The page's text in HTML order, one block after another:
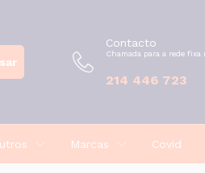
Contacto
Chamada para a rede fixa
214 446 723
Marcas Covid